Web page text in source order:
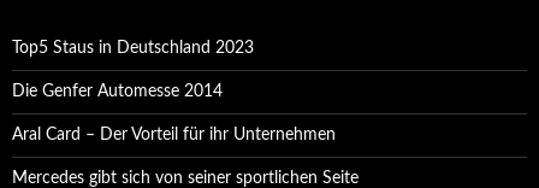
Top5 Staus in Deutschland 2023
Die Genfer Automesse 2014
Aral Card – Der Vorteil für ihr Unternehmen
Mercedes gibt sich von seiner sportlichen Seite